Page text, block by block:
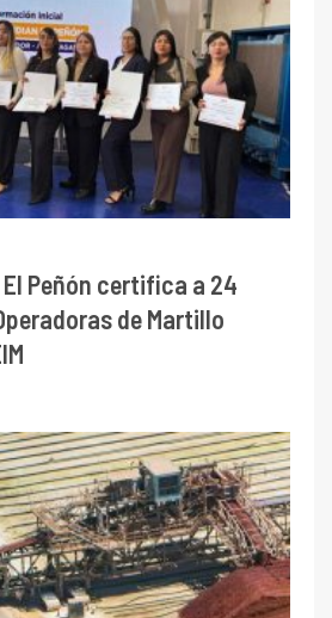
Peñón certifica a 24
de Martillo